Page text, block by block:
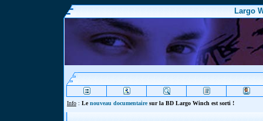
Largo
Info : Lenouveau documentairesur la BD Largo Winch est sorti !